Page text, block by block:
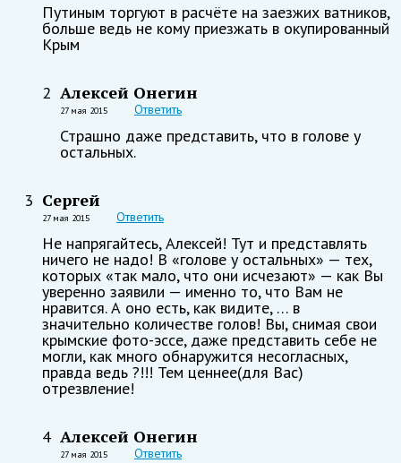
Путиным торгуют в расчёте на заезжих ватников,
больше ведь не кому приезжать в окупированный
Крым
2 Алексей Онегин
27 мая 2015 Ответить
Страшно даже представить, что в голове у
остальных.
3 Сергей
27 мая 2015 Ответить
Не напрягайтесь, Алексей! Тут и представлять
ничего не надо! В «голове у остальных» — тех,
которых «так мало, что они исчезают» — как Вы
уверенно заявили — именно то, что Вам не
нравится. А оно есть, как видите, … в
значительно количестве голов! Вы, снимая свои
крымские фото-эссе, даже представить себе не
могли, как много обнаружится несогласных,
правда ведь ?!!! Тем ценнее(для Вас)
отрезвление!
4 Алексей Онегин
27 мая 2015 Ответить